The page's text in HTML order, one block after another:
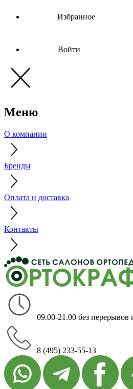
Избранное
Войти
Меню
О компании
Бренды
Оплата и доставка
Контакты
09.00-21.00 без
8 (495) 233-55-13